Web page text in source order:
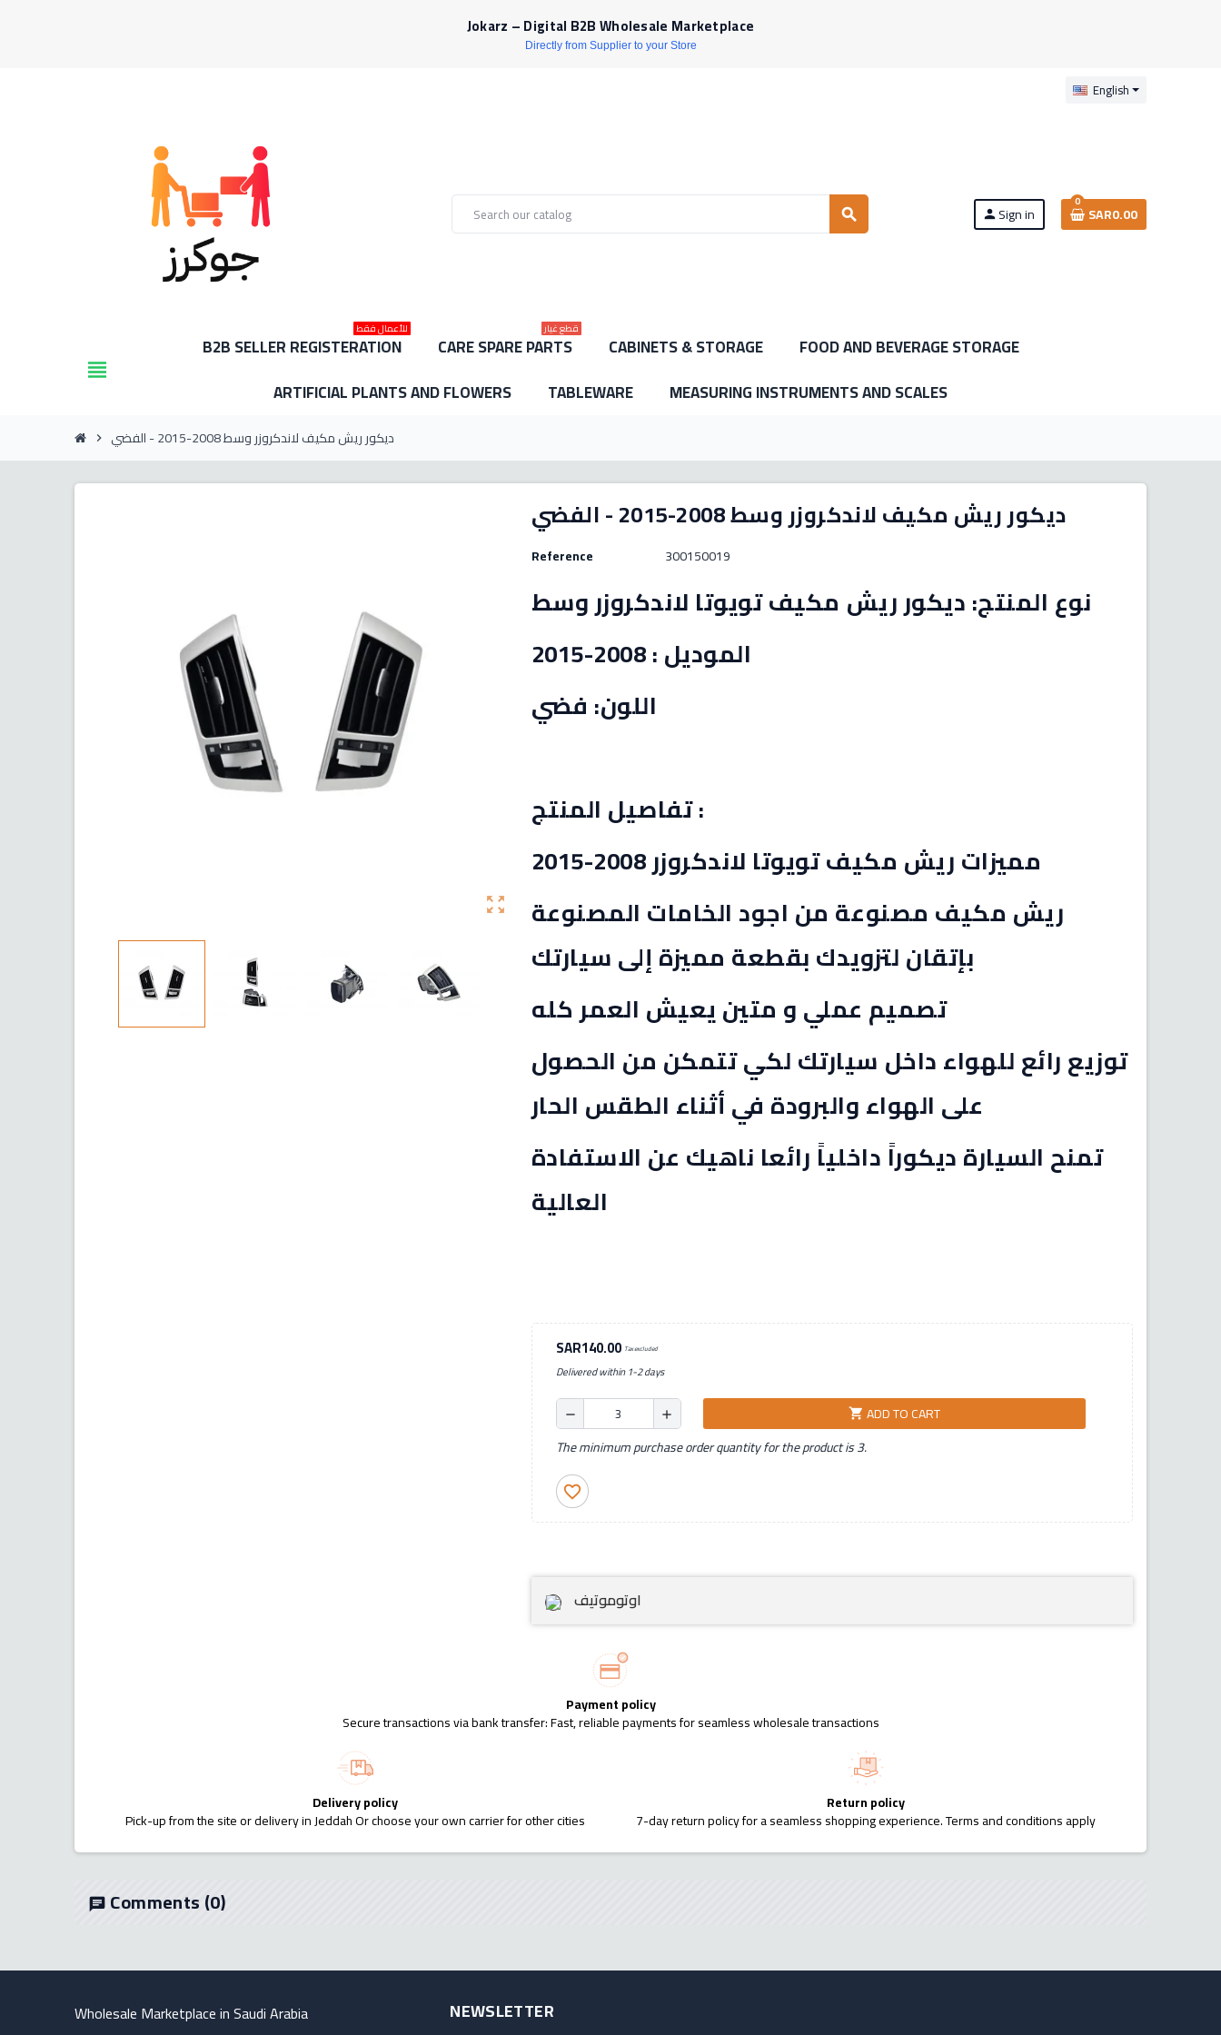
Jokarz – Digital B2B Wholesale Marketplace
Directly from Supplier to your Store
English
search person Sign in
0
SAR0.00
view_headline
B2B SELLER REGISTERATION
للأعمال فقط
CARE SPARE PARTS
قطع غيار
CABINETS & STORAGE
FOOD AND BEVERAGE STORAGE
ARTIFICIAL PLANTS AND FLOWERS
TABLEWARE MEASURING INSTRUMENTS AND SCALES
chevron_right ديكور ريش مكيف لاندكروزر وسط 2008-2015 - الفضي
zoom_out_map
ديكور ريش مكيف لاندكروزر وسط 2008-2015 - الفضي
Reference 300150019
نوع المنتج: ديكور ريش مكيف تويوتا لاندكروزر وسط
الموديل : 2008-2015
اللون: فضي
تفاصيل المنتج :
مميزات ريش مكيف تويوتا لاندكروزر 2008-2015
ريش مكيف مصنوعة من اجود الخامات المصنوعة
بإتقان لتزويدك بقطعة مميزة إلى سيارتك
تصميم عملي و متين يعيش العمر كله
توزيع رائع للهواء داخل سيارتك لكي تتمكن من الحصول
على الهواء والبرودة في أثناء الطقس الحار
تمنح السيارة ديكوراً داخلياً رائعا ناهيك عن الاستفادة
العالية
SAR140.00 Tax excluded
Delivered within 1-2 days
remove add shopping_cart ADD TO CART
The minimum purchase order quantity for the product is 3.
favorite_border
اوتوموتيف
Payment policy
Secure transactions via bank transfer: Fast, reliable payments for seamless wholesale transactions
Delivery policy
Pick-up from the site or delivery in Jeddah Or choose your own carrier for other cities
Return policy
7-day return policy for a seamless shopping experience. Terms and conditions apply
chat Comments(0)
Wholesale Marketplace in Saudi Arabia
NEWSLETTER